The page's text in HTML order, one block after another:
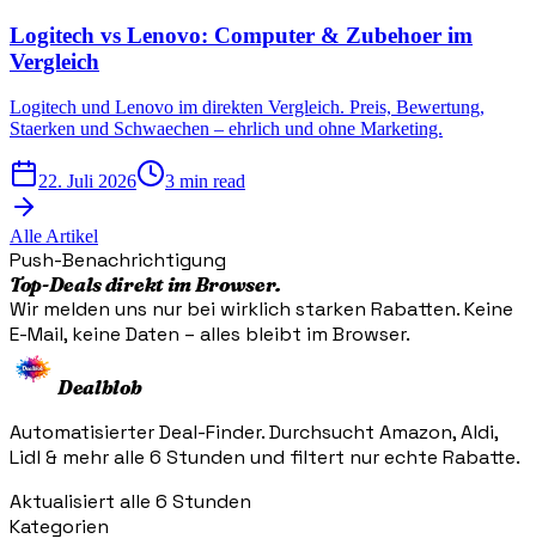
Logitech vs Lenovo: Computer & Zubehoer im
Vergleich
Logitech und Lenovo im direkten Vergleich. Preis, Bewertung,
Staerken und Schwaechen – ehrlich und ohne Marketing.
22. Juli 2026 3 min read
Alle Artikel
Push-Benachrichtigung
Top-Deals direkt im Browser.
Wir melden uns nur bei wirklich starken Rabatten. Keine
E-Mail, keine Daten – alles bleibt im Browser.
Dealblob
Automatisierter Deal-Finder. Durchsucht Amazon, Aldi,
Lidl & mehr alle 6 Stunden und filtert nur echte Rabatte.
Aktualisiert alle 6 Stunden
Kategorien